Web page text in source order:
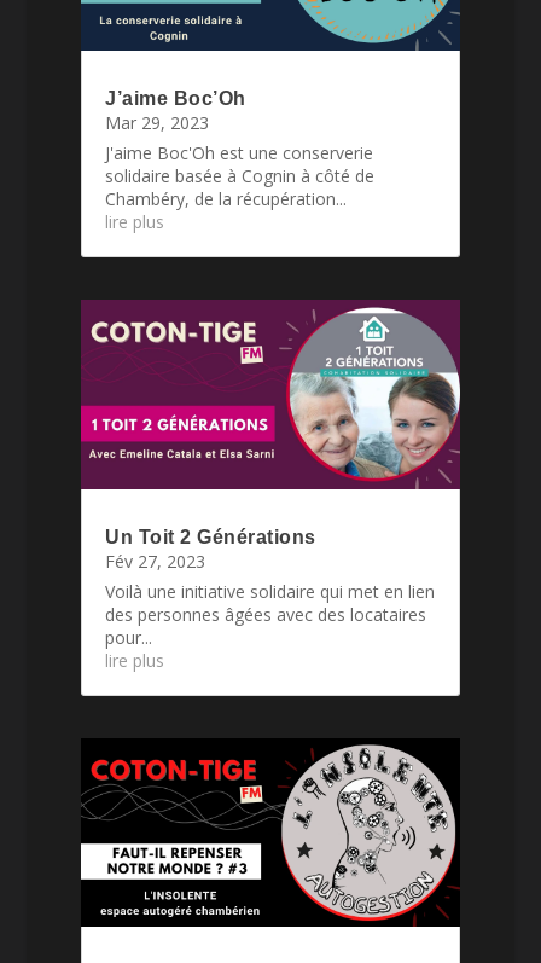
J’aime Boc’Oh
Mar 29, 2023
J'aime Boc'Oh est une conserverie
solidaire basée à Cognin à côté de
Chambéry, de la récupération...
lire plus
Un Toit 2 Générations
Fév 27, 2023
Voilà une initiative solidaire qui met en lien
des personnes âgées avec des locataires
pour...
lire plus